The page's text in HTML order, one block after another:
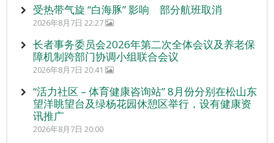
受热带气旋 “白海豚” 影响 部分航班取消
2026年8月7日 22:27
长者事务委员会2026年第二次全体会议及养老保
障机制跨部门协调小组联合会议
2026年8月7日 20:41
“活力社区 – 体育健康咨询站” 8月份分别在松山东
望洋眺望台及绿杨花园休憩区举行，设有健康资
讯推广
2026年8月7日 20:00